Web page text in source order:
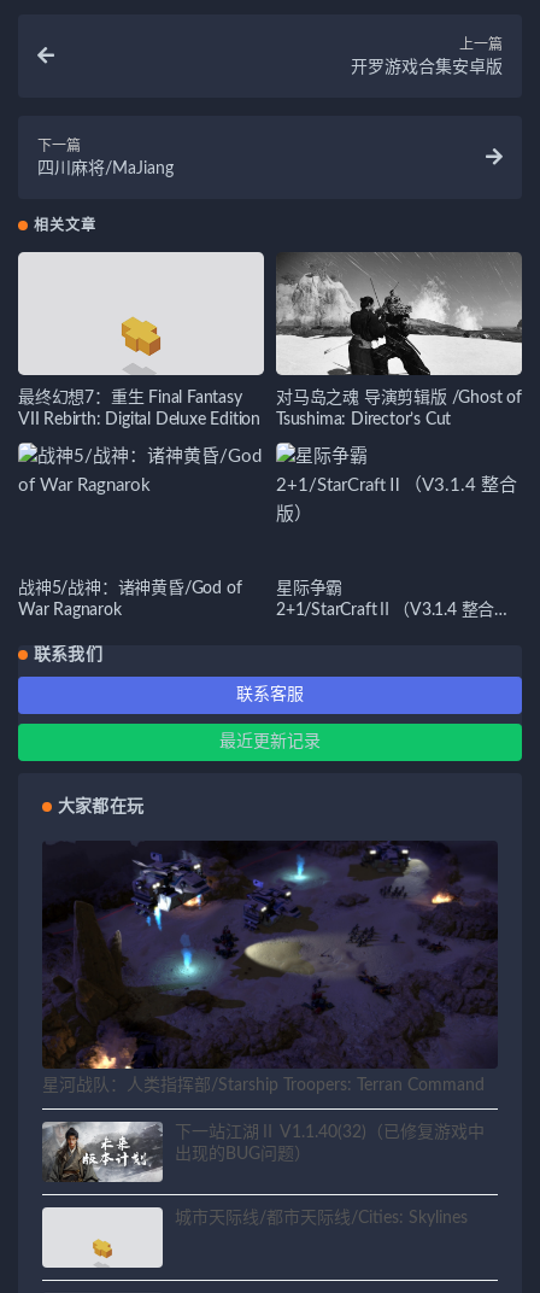
上一篇
开罗游戏合集安卓版
下一篇
四川麻将/MaJiang
相关文章
最终幻想7：重生 Final Fantasy
VII Rebirth: Digital Deluxe Edition
对马岛之魂 导演剪辑版 /Ghost of
Tsushima: Director’s Cut
战神5/战神：诸神黄昏/God of
War Ragnarok
星际争霸
2+1/StarCraftⅡ（V3.1.4 整合
联系我们
联系客服
最近更新记录
大家都在玩
星河战队：人类指挥部/Starship Troopers: Terran Command
下一站江湖Ⅱ V1.1.40(32)（已修复游戏中
出现的BUG问题）
城市天际线/都市天际线/Cities: Skylines